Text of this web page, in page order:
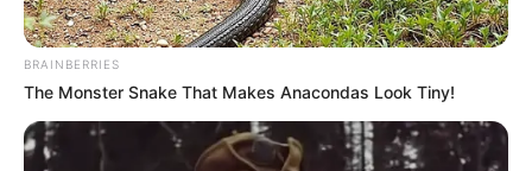
BRAINBERRIES
The Monster Snake That Makes Anacondas Look Tiny!